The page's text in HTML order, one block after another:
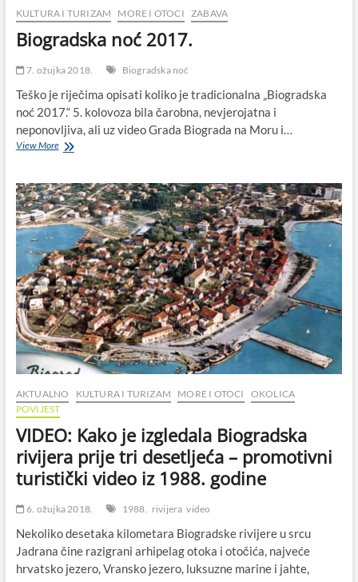
KULTURA I TURIZAM MORE I OTOCI ZABAVA
Biogradska noć 2017.
7. ožujka 2018. Biogradska noć
Teško je riječima opisati koliko je tradicionalna „Biogradska
noć 2017.“ 5. kolovoza bila čarobna, nevjerojatna i
neponovljiva, ali uz video Grada Biograda na Moru i…
View MoreBiogradska
AKTUALNO KULTURA I TURIZAM MORE I OTOCI
OKOLICA
POVIJEST
VIDEO: Kako je izgledala Biogradska
rivijera prije tri desetljeća – promotivni
turistički video iz 1988. godine
6. ožujka 2018. 1988. rivijera video
Nekoliko desetaka kilometara Biogradske rivijere u srcu
Jadrana čine razigrani arhipelag otoka i otočića, najveće
hrvatsko jezero, Vransko jezero, luksuzne marine i jahte,